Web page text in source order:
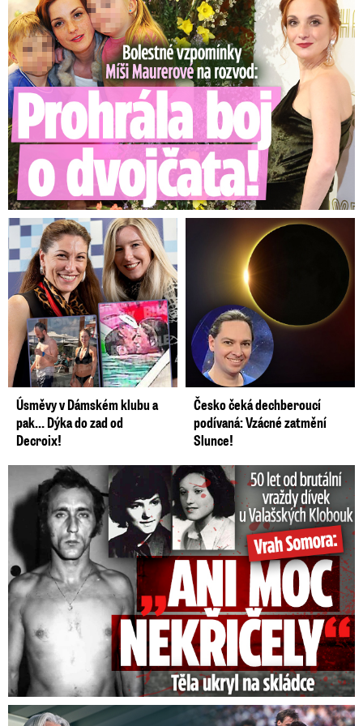
terminus technicus mělo být trestné,“ řekl
tehdy. Nesouhlasně se vyjádřil i k zařazování
například vážně mentálně postižených dětí do
běžné školní výuky. „Lituji té formy, té opravdu
lituji, nicméně za svůj názor, že inkluze je
špatná, systém fungování neziskovek je špatný,
za tím názorem si stojím,“ řekl tehdy u soudu
vystudovaný pedagog Škárka.
Úsměvy v Dámském klubu a
pak… Dýka do zad od
Decroix!
Česko čeká dechberoucí
podívaná: Vzácné zatmění
Slunce!
50 let od běsnění Somory: Těla dívek vrah ukryl na skládce
Proč Skuhravý zbankrotoval? Prasklo, kde dluží miliony!